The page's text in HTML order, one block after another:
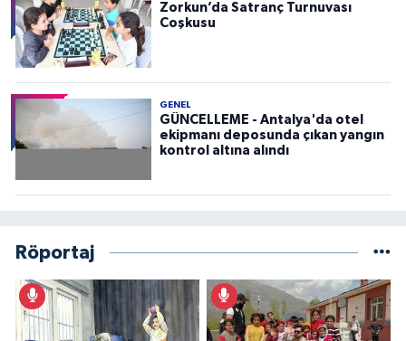
Zorkun’da Satranç Turnuvası
Coşkusu
GENEL
GÜNCELLEME - Antalya'da otel
ekipmanı deposunda çıkan yangın
kontrol altına alındı
Röportaj